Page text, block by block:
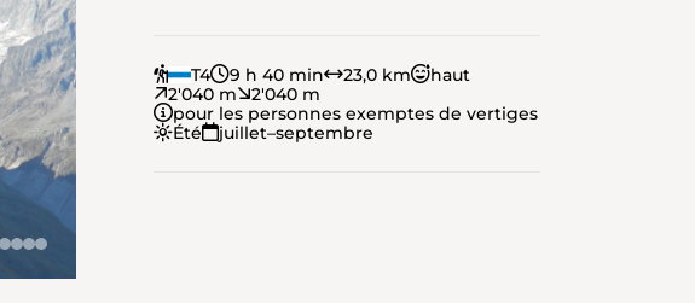
T4 9 h 40 min 23,0 km
haut
2'040 m
2'040 m
pour les personnes exemptes de vertiges
Été
juillet–septembre